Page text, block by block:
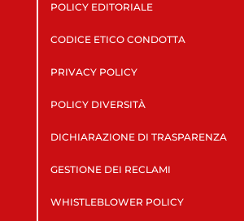
POLICY EDITORIALE
CODICE ETICO CONDOTTA
PRIVACY POLICY
POLICY DIVERSITÀ
DICHIARAZIONE DI TRASPARENZA
GESTIONE DEI RECLAMI
WHISTLEBLOWER POLICY